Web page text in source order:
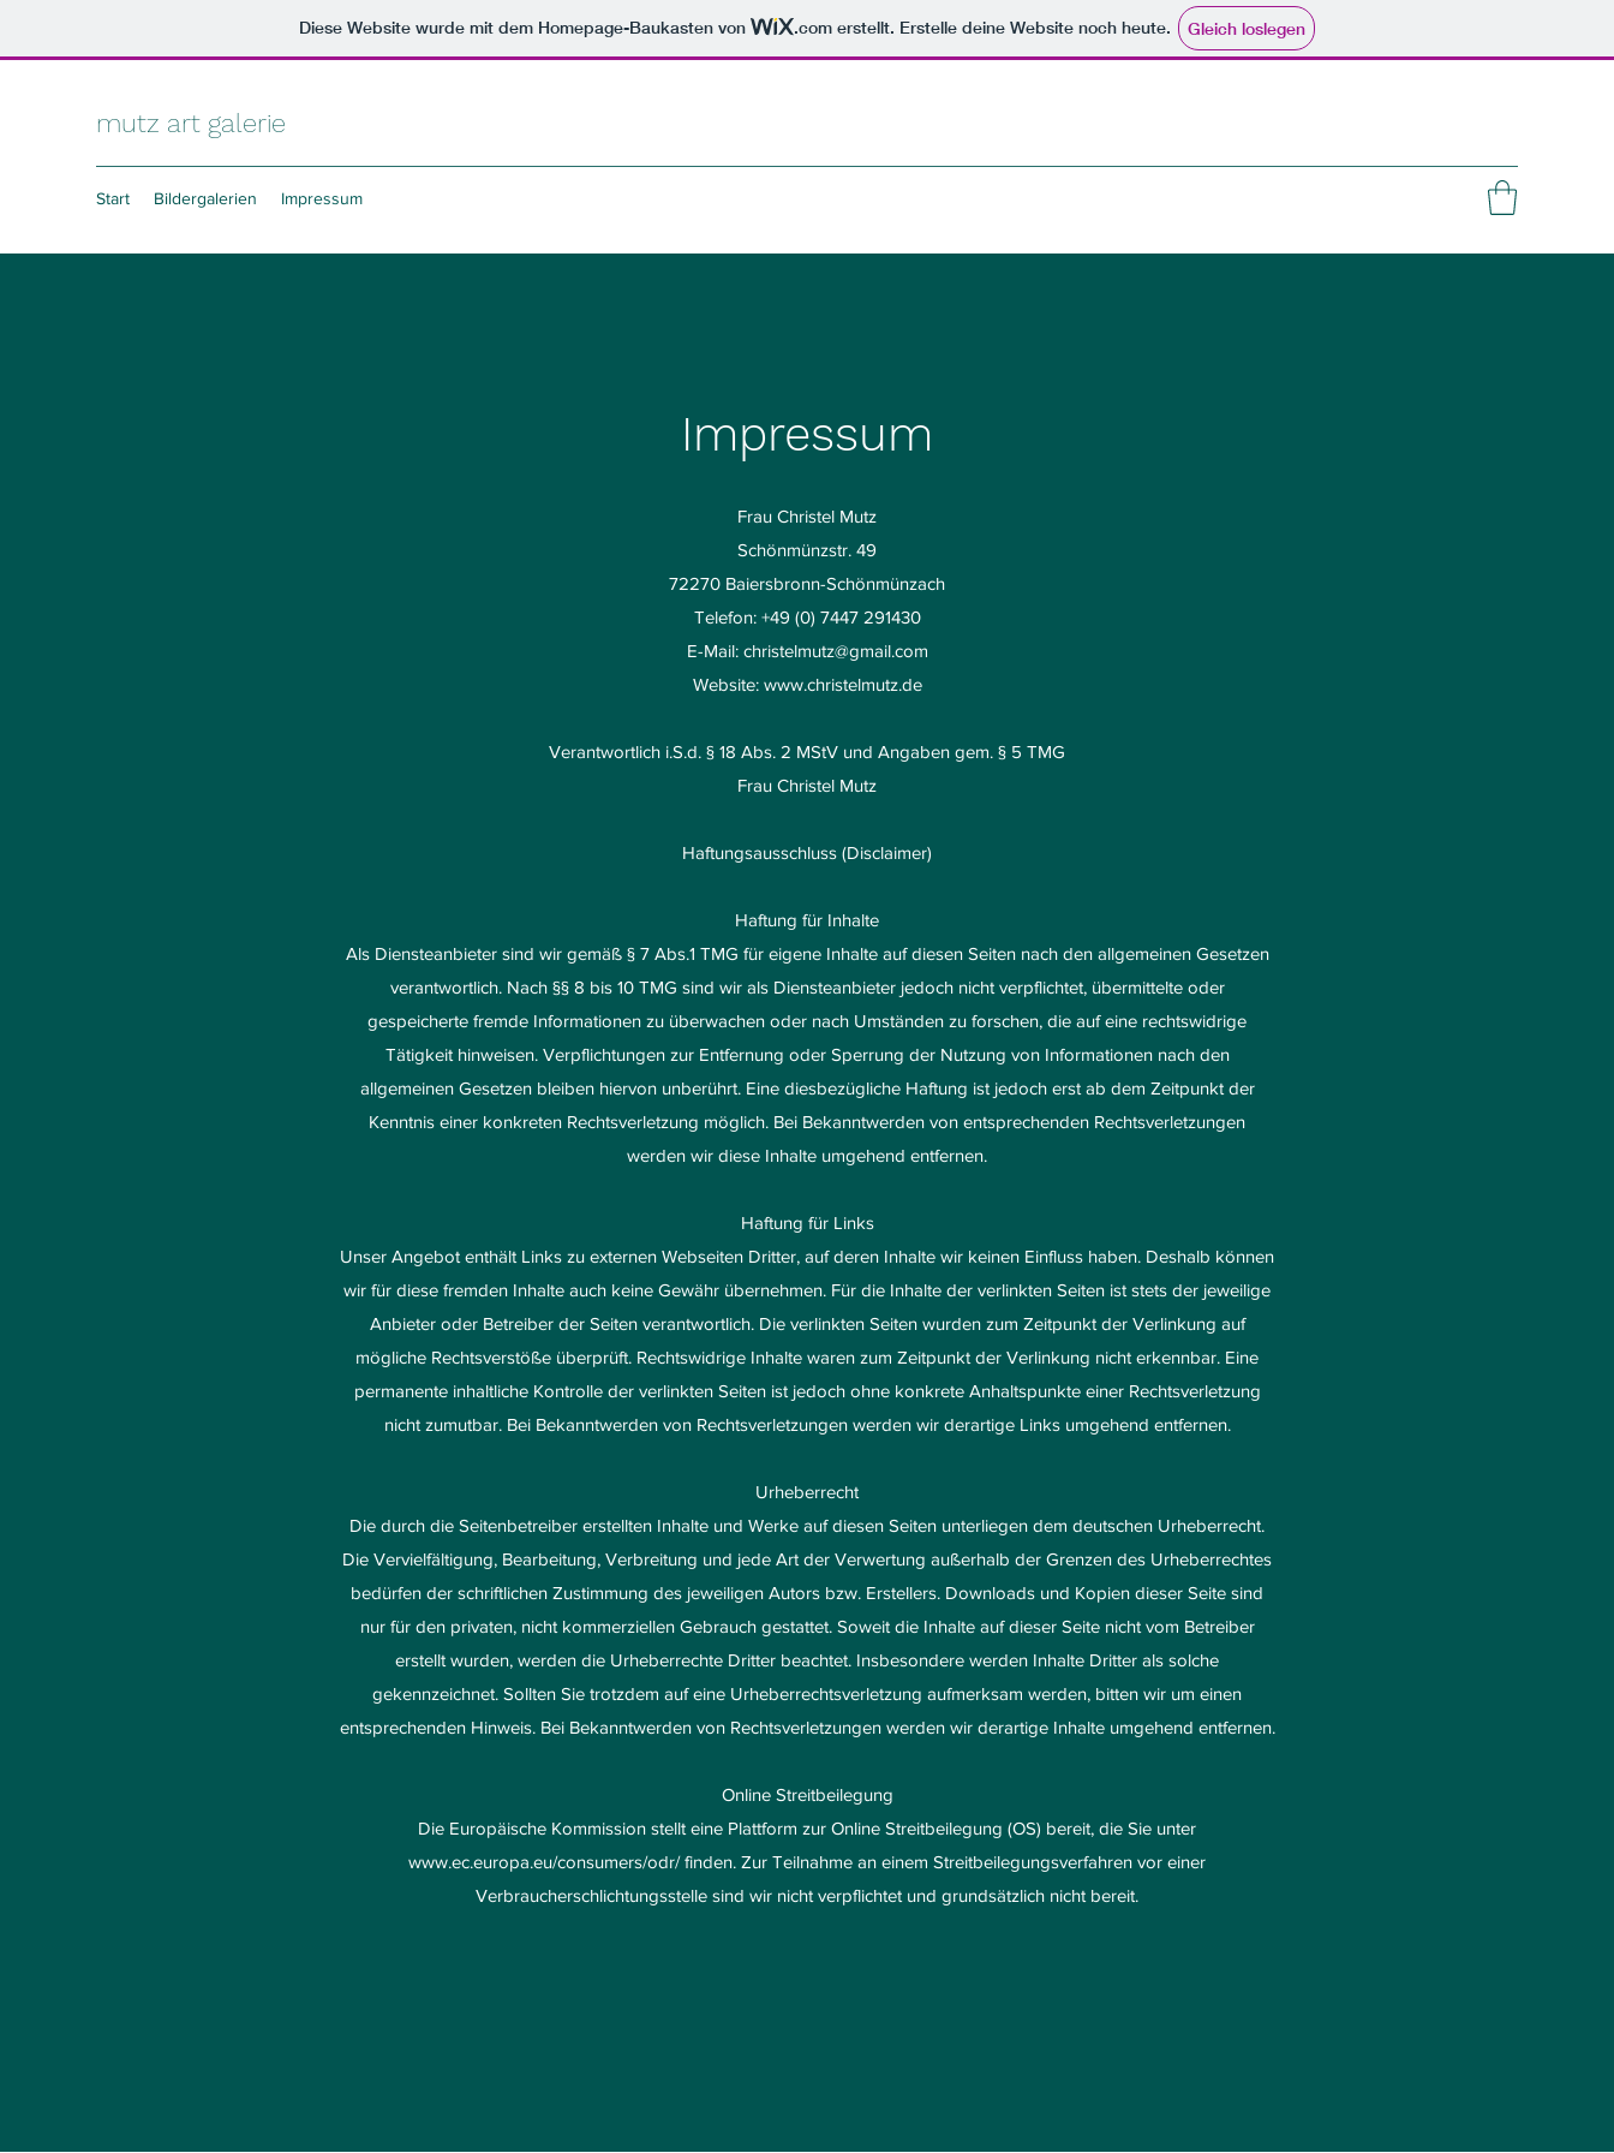
Diese Website wurde mit dem Homepage-Baukasten von .com erstellt. Erstelle deine Website noch heute. Gleich loslegen
mutz art galerie
Start Bildergalerien Impressum
Impressum
Frau Christel Mutz
Schönmünzstr. 49
72270 Baiersbronn-Schönmünzach
Telefon: +49 (0) 7447 291430
E-Mail: christelmutz@gmail.com
Website: www.christelmutz.de
Verantwortlich i.S.d. § 18 Abs. 2 MStV und Angaben gem. § 5 TMG
Frau Christel Mutz
Haftungsausschluss (Disclaimer)
Haftung für Inhalte
Als Diensteanbieter sind wir gemäß § 7 Abs.1 TMG für eigene Inhalte auf diesen Seiten nach den allgemeinen Gesetzen
verantwortlich. Nach §§ 8 bis 10 TMG sind wir als Diensteanbieter jedoch nicht verpflichtet, übermittelte oder
gespeicherte fremde Informationen zu überwachen oder nach Umständen zu forschen, die auf eine rechtswidrige
Tätigkeit hinweisen. Verpflichtungen zur Entfernung oder Sperrung der Nutzung von Informationen nach den
allgemeinen Gesetzen bleiben hiervon unberührt. Eine diesbezügliche Haftung ist jedoch erst ab dem Zeitpunkt der
Kenntnis einer konkreten Rechtsverletzung möglich. Bei Bekanntwerden von entsprechenden Rechtsverletzungen
werden wir diese Inhalte umgehend entfernen.
Haftung für Links
Unser Angebot enthält Links zu externen Webseiten Dritter, auf deren Inhalte wir keinen Einfluss haben. Deshalb können
wir für diese fremden Inhalte auch keine Gewähr übernehmen. Für die Inhalte der verlinkten Seiten ist stets der jeweilige
Anbieter oder Betreiber der Seiten verantwortlich. Die verlinkten Seiten wurden zum Zeitpunkt der Verlinkung auf
mögliche Rechtsverstöße überprüft. Rechtswidrige Inhalte waren zum Zeitpunkt der Verlinkung nicht erkennbar. Eine
permanente inhaltliche Kontrolle der verlinkten Seiten ist jedoch ohne konkrete Anhaltspunkte einer Rechtsverletzung
nicht zumutbar. Bei Bekanntwerden von Rechtsverletzungen werden wir derartige Links umgehend entfernen.
Urheberrecht
Die durch die Seitenbetreiber erstellten Inhalte und Werke auf diesen Seiten unterliegen dem deutschen Urheberrecht.
Die Vervielfältigung, Bearbeitung, Verbreitung und jede Art der Verwertung außerhalb der Grenzen des Urheberrechtes
bedürfen der schriftlichen Zustimmung des jeweiligen Autors bzw. Erstellers. Downloads und Kopien dieser Seite sind
nur für den privaten, nicht kommerziellen Gebrauch gestattet. Soweit die Inhalte auf dieser Seite nicht vom Betreiber
erstellt wurden, werden die Urheberrechte Dritter beachtet. Insbesondere werden Inhalte Dritter als solche
gekennzeichnet. Sollten Sie trotzdem auf eine Urheberrechtsverletzung aufmerksam werden, bitten wir um einen
entsprechenden Hinweis. Bei Bekanntwerden von Rechtsverletzungen werden wir derartige Inhalte umgehend entfernen.
Online Streitbeilegung
Die Europäische Kommission stellt eine Plattform zur Online Streitbeilegung (OS) bereit, die Sie unter
www.ec.europa.eu/consumers/odr/finden. Zur Teilnahme an einem Streitbeilegungsverfahren vor einer
Verbraucherschlichtungsstelle sind wir nicht verpflichtet und grundsätzlich nicht bereit.